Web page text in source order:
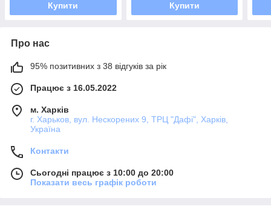
Купити Купити
Про нас
95% позитивних з 38 відгуків за рік
Працює з 16.05.2022
м. Харків
г. Харьков, вул. Нескорених 9, ТРЦ "Дафі", Харків,
Україна
Контакти
Сьогодні працює з 10:00 до 20:00
Показати весь графік роботи